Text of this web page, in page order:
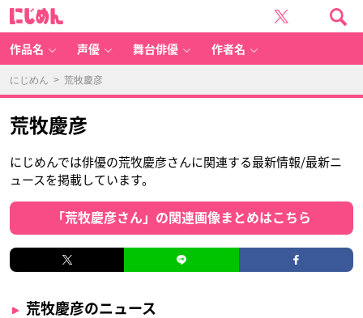
作品名 声優 舞台俳優 作者名
にじめん > 荒牧慶彦
荒牧慶彦
にじめんでは俳優の荒牧慶彦さんに関連する最新情報/最新ニ
ュースを掲載しています。
「荒牧慶彦さん」の関連画像まとめはこちら
荒牧慶彦のニュース